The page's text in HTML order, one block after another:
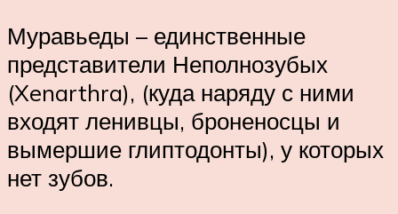
Муравьеды – единственные
представители Неполнозубых
(Xenarthra), (куда наряду с ними
входят ленивцы, броненосцы и
вымершие глиптодонты), у которых
нет зубов.